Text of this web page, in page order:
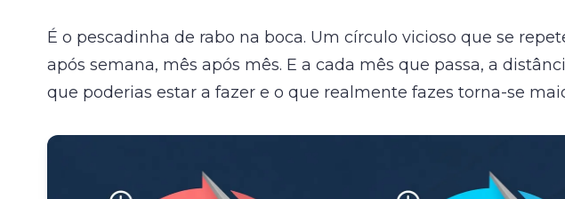
É o pescadinha de rabo na boca. Um círculo vicioso que se
após semana, mês após mês. E a cada mês que passa, a
que poderias estar a fazer e o que realmente fazes torna-se